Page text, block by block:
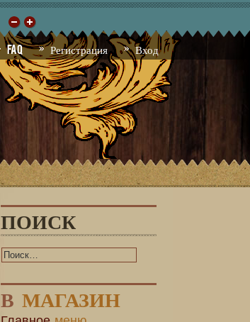
FAQ Регистрация Вход
ПОИСК
В МАГАЗИН